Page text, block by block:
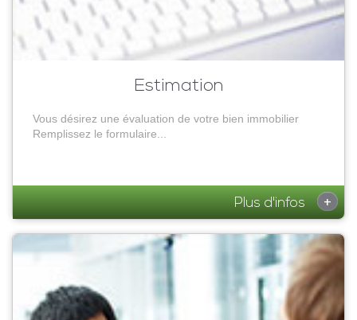
Estimation
Vous désirez une évaluation de votre bien immobilier
Remplissez le formulaire...
Plus d'infos +